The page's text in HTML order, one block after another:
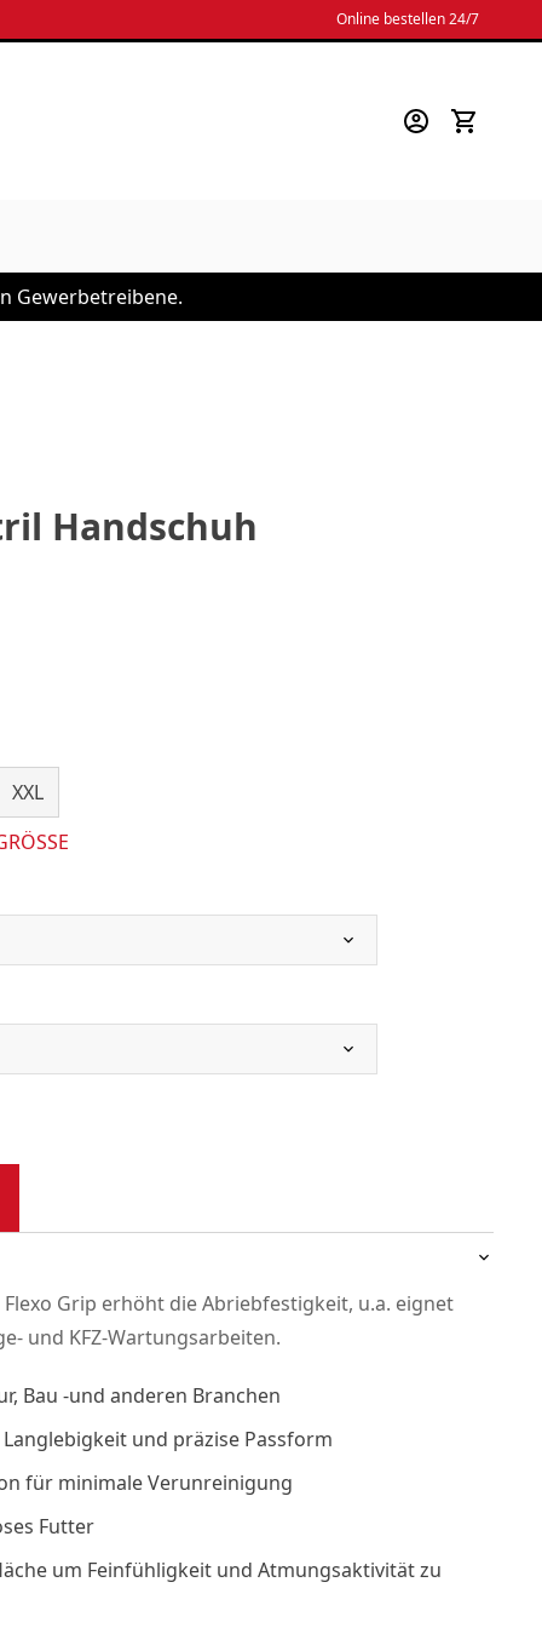
Online bestellen 24/7
Gewerbetreibene.
Handschuh
XXL
Grip erhöht die Abriebfestigkeit, u.a. eignet
und KFZ-Wartungsarbeiten.
Bau -und anderen Branchen
und präzise Passform
für minimale Verunreinigung
Futter
um Feinfühligkeit und Atmungsaktivität zu